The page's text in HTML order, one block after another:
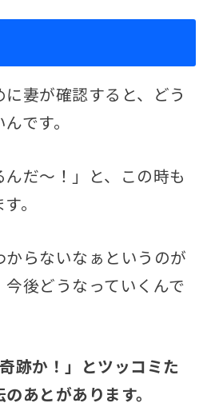
妻が確認すると、どう
です。
んだ～！」と、この時も
。
らないなぁというのが
後どうなっていくんで
跡か！」とツッコミた
あとがあります。